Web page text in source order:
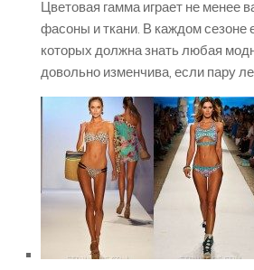
Цветовая гамма играет не менее
фасоны и ткани. В каждом сезоне
которых должна знать любая
довольно изменчива, если пару